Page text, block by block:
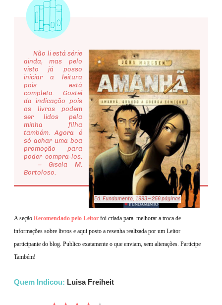
Ed. Fundamento, 1993 – 256 páginas
Não li está série
ainda, mas pelo
visto já posso
iniciar a leitura
pois está
completa. Gostei
da indicação pois
os livros podem
ser lidos pela
minha filha
também. Agora é
só achar uma boa
promoção para
poder compra-los.
– Gisela M.
Bortoloso.
A seção Recomendado pelo Leitor foi criada para melhorar a troca de
informações sobre livros e aqui posto a resenha realizada por um Leitor
participante do blog. Publico exatamente o que enviam, sem alterações. Participe
Também!
Quem Indicou: Luisa Freiheit